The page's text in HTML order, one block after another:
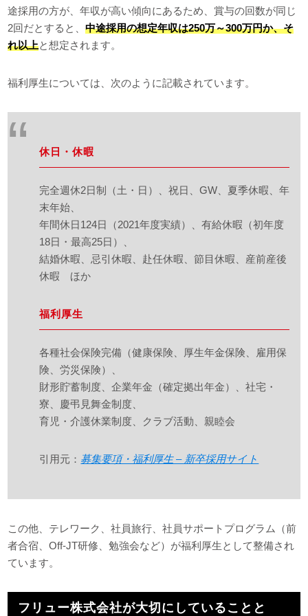
途採用の方が、年収が高い傾向にあるため、賞与の回数が同じ
2回だとすると、中途採用の想定年収は250万～300万円か、そ
れ以上と想定されます。
福利厚生については、次のように記載されています。
休日・休暇
完全週休2日制（土・日）、祝日、GW、夏季休暇、年
末年始、
年間休日124日（2021年度実績）、有給休暇（初年度
18日・最高25日）、
結婚休暇、忌引休暇、赴任休暇、節目休暇、産前産後
休暇 ほか
福利厚生
各種社会保険完備（健康保険、厚生年金保険、雇用保
険、労災保険）、
財形貯蓄制度、企業年金（確定拠出年金）、社宅・
寮、慶弔見舞金制度、
育児・介護休業制度、クラブ活動、親睦会
引用元： 募集要項・福利厚生 – 新卒採用サイト
この他、テレワーク、社員旅行、社員サポートプログラム（前
者合宿、Off-JT研修、勉強会など）が福利厚生として整備され
ています。
フリュー株式会社が大切にしていることと